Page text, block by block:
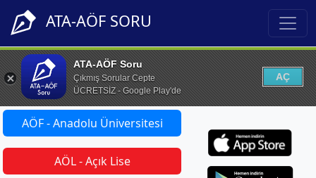
ATA-AÖF SORU
ATA-AÖF Soru
Çıkmış Sorular Cepte
ÜCRETSİZ - Google Play'de
AÇ
AÖF - Anadolu Üniversitesi
AÖL - Açık Lise